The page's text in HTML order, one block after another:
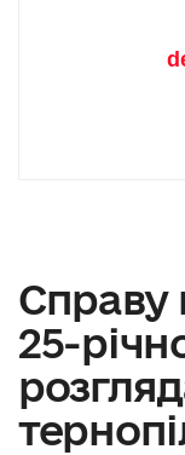
Справу
25-